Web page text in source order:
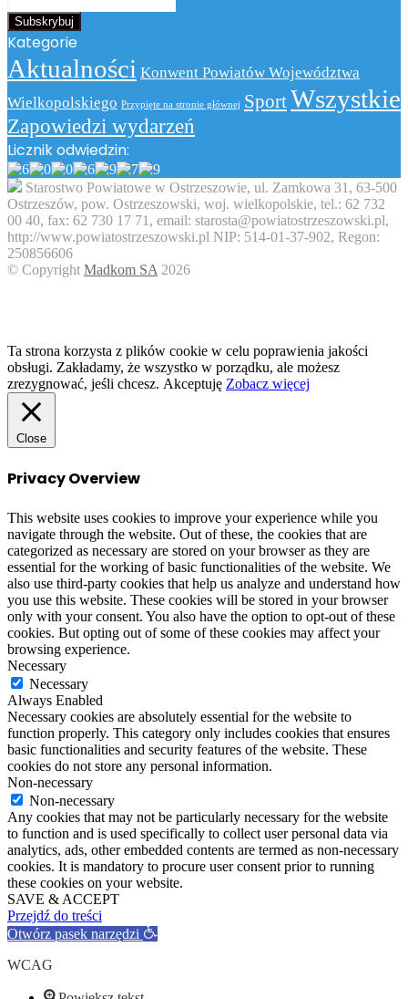
swój
adres
email
Kategorie
Aktualności Konwent Powiatów Województwa
Wielkopolskiego Przypięte na stronie głównej SportWszystkie
Zapowiedzi wydarzeń
Licznik odwiedzin:
Starostwo Powiatowe w Ostrzeszowie, ul. Zamkowa 31, 63-500
Ostrzeszów, pow. Ostrzeszowski, woj. wielkopolskie, tel.: 62 732
00 40, fax: 62 730 17 71, email: starosta@powiatostrzeszowski.pl,
http://www.powiatostrzeszowski.pl NIP: 514-01-37-902, Regon:
250856606
© Copyright Madkom SA 2026
Ta strona korzysta z plików cookie w celu poprawienia jakości
obsługi. Zakładamy, że wszystko w porządku, ale możesz
zrezygnować, jeśli chcesz. Akceptuję Zobacz więcej
Close
Privacy Overview
This website uses cookies to improve your experience while you
navigate through the website. Out of these, the cookies that are
categorized as necessary are stored on your browser as they are
essential for the working of basic functionalities of the website. We
also use third-party cookies that help us analyze and understand how
you use this website. These cookies will be stored in your browser
only with your consent. You also have the option to opt-out of these
cookies. But opting out of some of these cookies may affect your
browsing experience.
Necessary
Necessary
Always Enabled
Necessary cookies are absolutely essential for the website to
function properly. This category only includes cookies that ensures
basic functionalities and security features of the website. These
cookies do not store any personal information.
Non-necessary
Non-necessary
Any cookies that may not be particularly necessary for the website
to function and is used specifically to collect user personal data via
analytics, ads, other embedded contents are termed as non-necessary
cookies. It is mandatory to procure user consent prior to running
these cookies on your website.
SAVE & ACCEPT
Przejdź do treści
Otwórz pasek narzędzi
WCAG